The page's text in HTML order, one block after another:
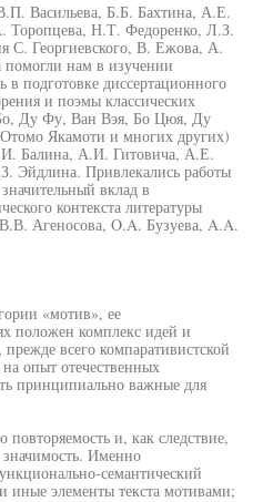
Васильева, Б.Б. Бахтина, А.Е.
Н.Т. Федоренко, Л.З.
С. Георгиевского, В. Ежова, А.
нам в изучении
подготовке диссертационного
и поэмы классических
Ду Фу, Ван Вэя, Бо Цюя, Ду
Якамоти и многих других)
Балина, А.И. Гитовича, А.Е.
Эйдлина. Привлекались работы
вклад в
контекста литературы
Агеносова, O.A. Бузуева, A.A.
«мотив», ее
положен комплекс идей и
всего компаративистской
опыт отечественных
принципиально важные для
повторяемость и, как следствие,
Именно
семантический
иные элементы текста мотивами;